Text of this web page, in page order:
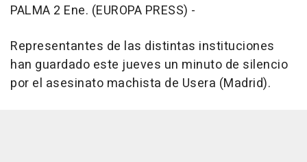
PALMA 2 Ene. (EUROPA PRESS) -
Representantes de las distintas instituciones
han guardado este jueves un minuto de silencio
por el asesinato machista de Usera (Madrid).